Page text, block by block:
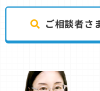
ご相談者さ